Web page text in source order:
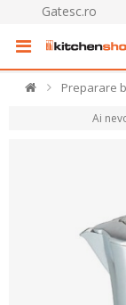
Gatesc.ro
Preparare
Ai